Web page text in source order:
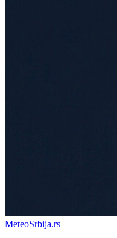
MeteoSrbija.rs